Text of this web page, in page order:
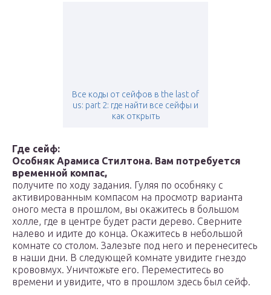
Все коды от сейфов в the last of
us: part 2: где найти все сейфы и
как открыть
Где сейф:
Особняк Арамиса Стилтона. Вам потребуется
временной компас,
получите по ходу задания. Гуляя по особняку с
активированным компасом на просмотр варианта
оного места в прошлом, вы окажитесь в большом
холле, где в центре будет расти дерево. Сверните
налево и идите до конца. Окажитесь в небольшой
комнате со столом. Залезьте под него и перенеситесь
в наши дни. В следующей комнате увидите гнездо
крововмух. Уничтожьте его. Переместитесь во
времени и увидите, что в прошлом здесь был сейф.